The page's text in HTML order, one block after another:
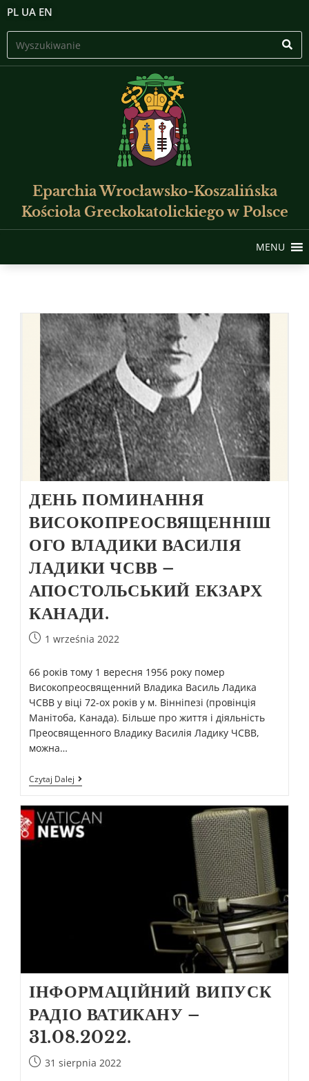
PL UA EN
Eparchia Wrocławsko-Koszalińska
Kościoła Greckokatolickiego w Polsce
MENU
ДЕНЬ ПОМИНАННЯ
ВИСОКОПРЕОСВЯЩЕННІШ
ОГО ВЛАДИКИ ВАСИЛІЯ
ЛАДИКИ ЧСВВ –
АПОСТОЛЬСЬКИЙ ЕКЗАРХ
КАНАДИ.
1 września 2022
66 років тому 1 вересня 1956 року помер
Високопреосвященний Владика Василь Ладика
ЧСВВ у віці 72-ох років у м. Вінніпезі (провінція
Манітоба, Канада). Більше про життя і діяльність
Преосвященного Владику Василія Ладику ЧСВВ,
можна…
Czytaj Dalej
ІНФОРМАЦІЙНИЙ ВИПУСК
РАДІО ВАТИКАНУ –
31.08.2022.
31 sierpnia 2022